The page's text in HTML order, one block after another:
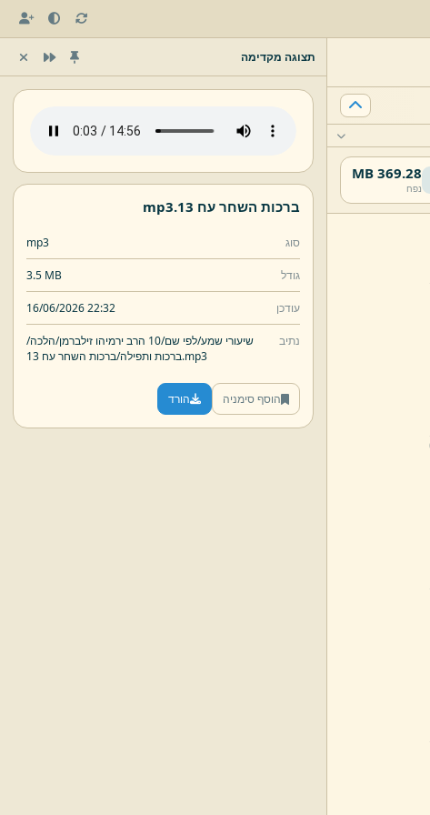
369.28 MB
נפח
תצוגה מקדימה
ברכות השחר עח 13. mp3
סוג mp3
גודל 3.5 MB
עודכן 16/06/2026 22:32
נתיב שיעורי שמע/לפי שם/10 הרב ירמיהו זילברמן/
הלכה/
ברכות ותפילה/ברכות השחר עח 13.mp3
הוסף סימניה הורד